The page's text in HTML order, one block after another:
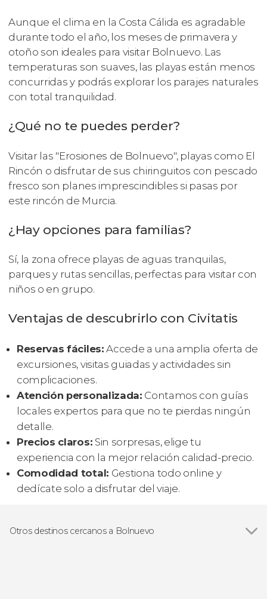
Aunque el clima en la Costa Cálida es agradable
durante todo el año, los meses de primavera y
otoño son ideales para visitar Bolnuevo. Las
temperaturas son suaves, las playas están menos
concurridas y podrás explorar los parajes naturales
con total tranquilidad.
¿Qué no te puedes perder?
Visitar las "Erosiones de Bolnuevo", playas como El
Rincón o disfrutar de sus chiringuitos con pescado
fresco son planes imprescindibles si pasas por
este rincón de Murcia.
¿Hay opciones para familias?
Sí, la zona ofrece playas de aguas tranquilas,
parques y rutas sencillas, perfectas para visitar con
niños o en grupo.
Ventajas de descubrirlo con Civitatis
Reservas fáciles: Accede a una amplia oferta de
excursiones, visitas guiadas y actividades sin
complicaciones.
Atención personalizada: Contamos con guías
locales expertos para que no te pierdas ningún
detalle.
Precios claros: Sin sorpresas, elige tu
experiencia con la mejor relación calidad-precio.
Comodidad total: Gestiona todo online y
dedícate solo a disfrutar del viaje.
Otros destinos cercanos a Bolnuevo